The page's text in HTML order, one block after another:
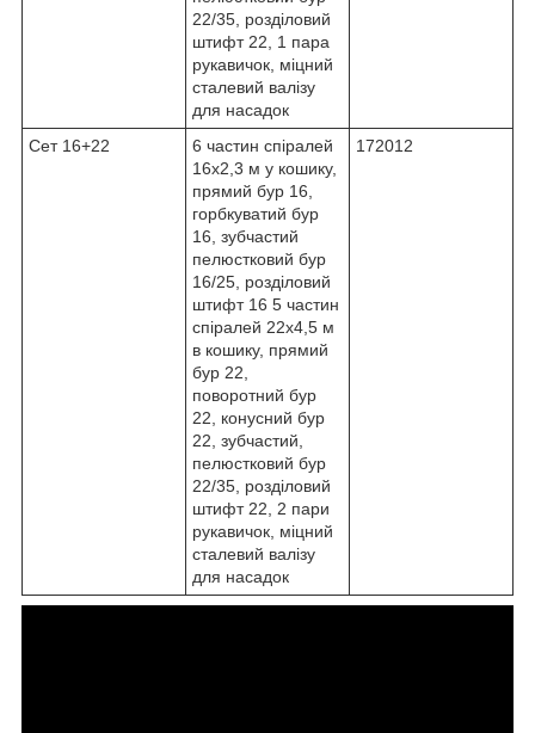
22/35, розділовий
штифт 22, 1 пара
рукавичок, міцний
сталевий валізу
для насадок
Сет 16+22
6 частин спіралей
16x2,3 м у кошику,
прямий бур 16,
горбкуватий бур
16, зубчастий
пелюстковий бур
16/25, розділовий
штифт 16 5 частин
спіралей 22x4,5 м
в кошику, прямий
бур 22,
поворотний бур
22, конусний бур
22, зубчастий,
пелюстковий бур
22/35, розділовий
штифт 22, 2 пари
рукавичок, міцний
сталевий валізу
для насадок
172012